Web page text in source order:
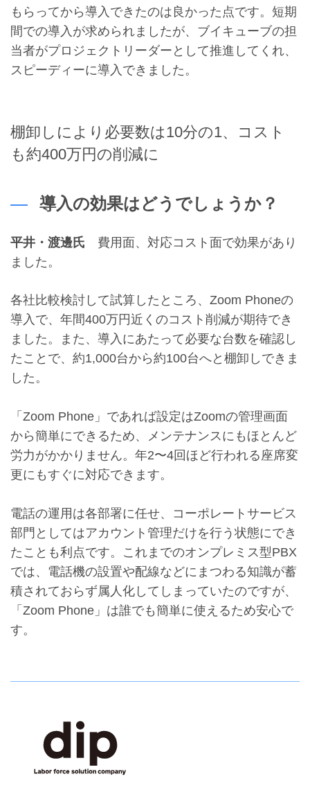
もらってから導入できたのは良かった点です。短期
間での導入が求められましたが、ブイキューブの担
当者がプロジェクトリーダーとして推進してくれ、
スピーディーに導入できました。
棚卸しにより必要数は10分の1、コスト
も約400万円の削減に
導入の効果はどうでしょうか？
平井・渡邊氏 費用面、対応コスト面で効果があり
ました。
各社比較検討して試算したところ、Zoom Phoneの
導入で、年間400万円近くのコスト削減が期待でき
ました。また、導入にあたって必要な台数を確認し
たことで、約1,000台から約100台へと棚卸しできま
した。
「Zoom Phone」であれば設定はZoomの管理画面
から簡単にできるため、メンテナンスにもほとんど
労力がかかりません。年2〜4回ほど行われる座席変
更にもすぐに対応できます。
電話の運用は各部署に任せ、コーポレートサービス
部門としてはアカウント管理だけを行う状態にでき
たことも利点です。これまでのオンプレミス型PBX
では、電話機の設置や配線などにまつわる知識が蓄
積されておらず属人化してしまっていたのですが、
「Zoom Phone」は誰でも簡単に使えるため安心で
す。